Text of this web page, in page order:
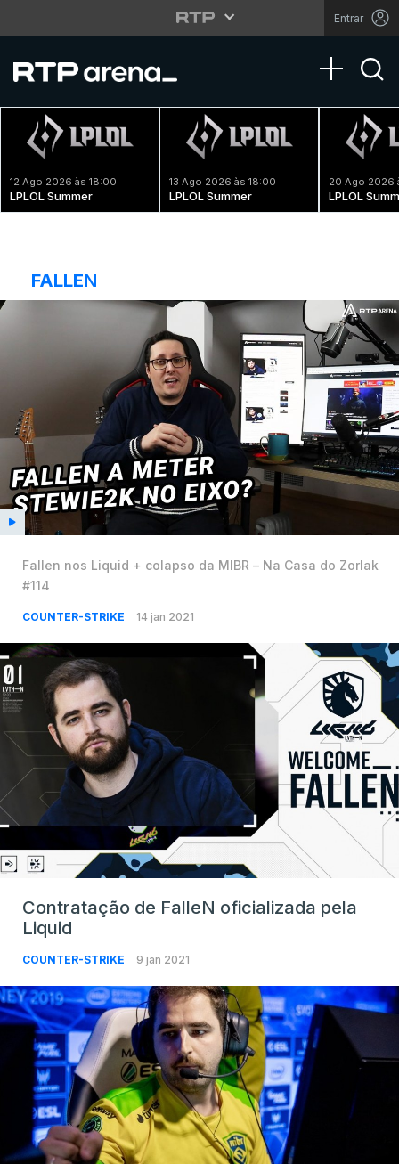
Entrar
Toggle
12 Ago 2026 às 18:00
LPLOL Summer
13 Ago 2026 às 18:00
LPLOL Summer
20 Ago 2026
LPLOL
FALLEN
Fallen nos Liquid + colapso da MIBR – Na Casa do Zorlak
#114
COUNTER-STRIKE 14 jan 2021
Contratação de FalleN oficializada pela
Liquid
COUNTER-STRIKE 9 jan 2021